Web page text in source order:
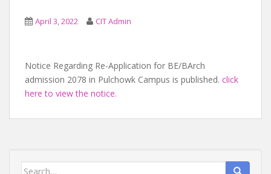
April 3, 2022 CIT Admin
Notice Regarding Re-Application for BE/BArch
admission 2078 in Pulchowk Campus is published. click
here to view the notice.
Search